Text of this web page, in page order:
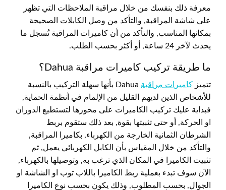
معرفة ذلك بنفسك من خلال مراقبة الملاحظات التي تظهر
على شاشة المراقبة, والتأكد من وصل الكابلات الصحيحة
بمكانها المناسب, والتأكد من أن كاميرات المراقبة تُسجل ما
يحدث لآخر 24 ساعة, أو أكثر بحسب الطلب.
ما طريقة تركيب كاميرات مراقبة Dahua؟
تتميز كاميرات مراقبة
Dahua بأنها سهلة التركيب بالنسبة
للأشخاص الذين لديهم القليل من الإلمام في أنظمة الحماية,
فبداية عليك تركيب الكاميرات على محورها لتستطيع الدوران
او الحركة, أو حتى تثبيتها بقوة, بعد ذلك ستقوم بربط
الشرطان الثمانية الخارجة من الكهرباء, بكاميرا المراقبة,
والتأكد من خلال المقياس بأن الكابل الكهربائي يعمل, ثم
تثبيت الكاميرا في المكان الذي ترغب به, وتوصيلها بالكهرباء,
الآن سوف تبدء بعملية ربط الكاميرا باللاب توب او الشاشة او
الجوال, بحسب المطلوب, وذلك يكون بحسب نوع الكاميرا